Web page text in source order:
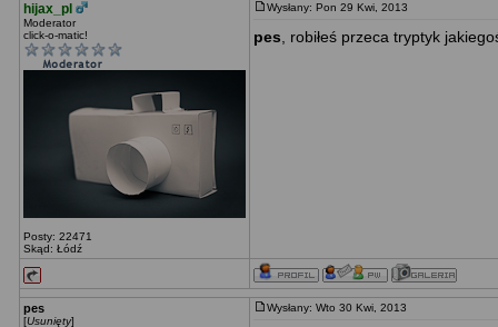
hijax_pl
Moderator
click-o-matic!
Posty: 22471
Skąd: Łódź
Wysłany: Pon 29 Kwi, 2013
pes , robiłeś przeca tryptyk
pes
[Usunięty]
Wysłany: Wto 30 Kwi, 2013